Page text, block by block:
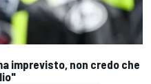
imprevisto, non credo che